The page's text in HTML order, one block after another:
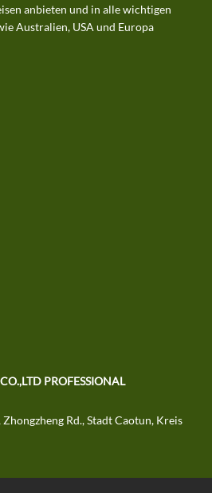
anbieten und in alle wichtigen
Australien, USA und Europa
PROFESSIONAL
Zhongzheng Rd., Stadt Caotun, Kreis